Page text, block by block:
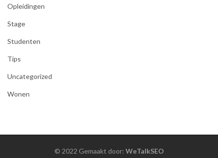
Opleidingen
Stage
Studenten
Tips
Uncategorized
Wonen
© 2022 Gemaakt door: WeTalkSEO